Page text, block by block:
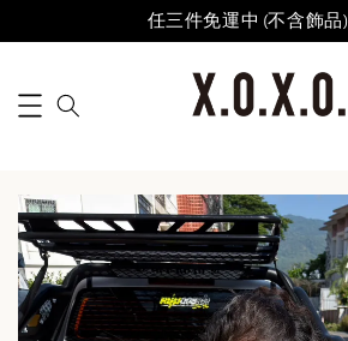
任三件免運中 (不含飾品)